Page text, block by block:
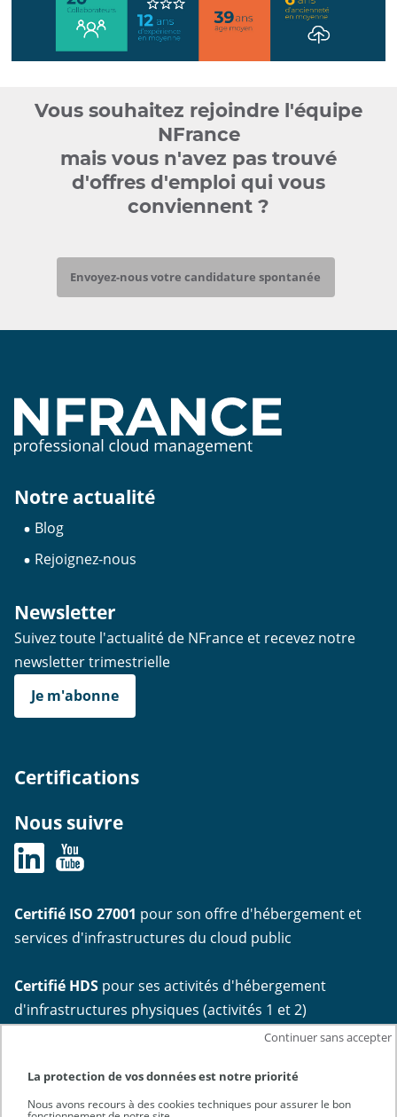
Continuer sans accepter
La protection de vos données est notre priorité
Nous avons recours à des cookies techniques pour assurer le bon
nfrance
Vous souhaitez rejoindre l'équipe
NFrance
mais vous n'avez pas trouvé
d'offres d'emploi qui vous
conviennent ?
Envoyez-nous votre candidature spontanée
Notre actualité
Blog
Rejoignez-nous
Newsletter
Suivez toute l'actualité de NFrance et recevez notre
newsletter trimestrielle
Je m'abonne
Certifications
Nous suivre
Certifié ISO 27001 pour son offre d'hébergement et
services d'infrastructures du cloud public
Certifié HDS pour ses activités d'hébergement
d'infrastructures physiques (activités 1 et 2)